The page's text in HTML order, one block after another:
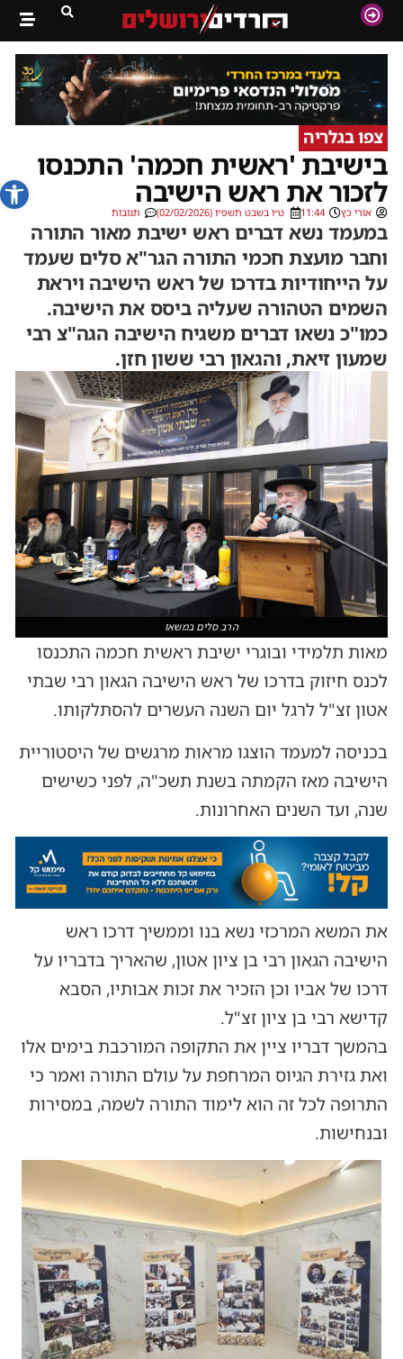
פתח
צפו בגלריה
בישיבת 'ראשית חכמה' התכנסו
לזכור את ראש הישיבה
אורי כץ 11:44 ט״ו בשבט תשפ״ו (02/02/2026) תגובות
במעמד נשא דברים ראש ישיבת מאור התורה
וחבר מועצת חכמי התורה הגר"א סלים שעמד
על הייחודיות בדרכו של ראש הישיבה ויראת
השמים הטהורה שעליה ביסס את הישיבה.
כמו"כ נשאו דברים משגיח הישיבה הגה"צ רבי
שמעון זיאת, והגאון רבי ששון חזן.
הרב סלים במשאו
מאות תלמידי ובוגרי ישיבת ראשית חכמה התכנסו
לכנס חיזוק בדרכו של ראש הישיבה הגאון רבי שבתי
אטון זצ"ל לרגל יום השנה העשרים להסתלקותו.
בכניסה למעמד הוצגו מראות מרגשים של היסטוריית
הישיבה מאז הקמתה בשנת תשכ"ה, לפני כשישים
שנה, ועד השנים האחרונות.
את המשא המרכזי נשא בנו וממשיך דרכו ראש
הישיבה הגאון רבי בן ציון אטון, שהאריך בדבריו על
דרכו של אביו וכן הזכיר את זכות אבותיו, הסבא
קדישא רבי בן ציון זצ"ל.
בהמשך דבריו ציין את התקופה המורכבת בימים אלו
ואת גזירת הגיוס המרחפת על עולם התורה ואמר כי
התרופה לכל זה הוא לימוד התורה לשמה, במסירות
ובנחישות.